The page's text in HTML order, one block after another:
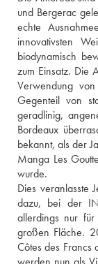
und Bergerac
echte
innovativsten
biodynamisch
zum Einsatz. Die
Verwendung
Gegenteil von
geradlinig,
Bordeaux
bekannt, als der
Manga Les
wurde.
Dies veranlasste
dazu, bei der
allerdings nur
großen Fläche.
Côtes des Francs